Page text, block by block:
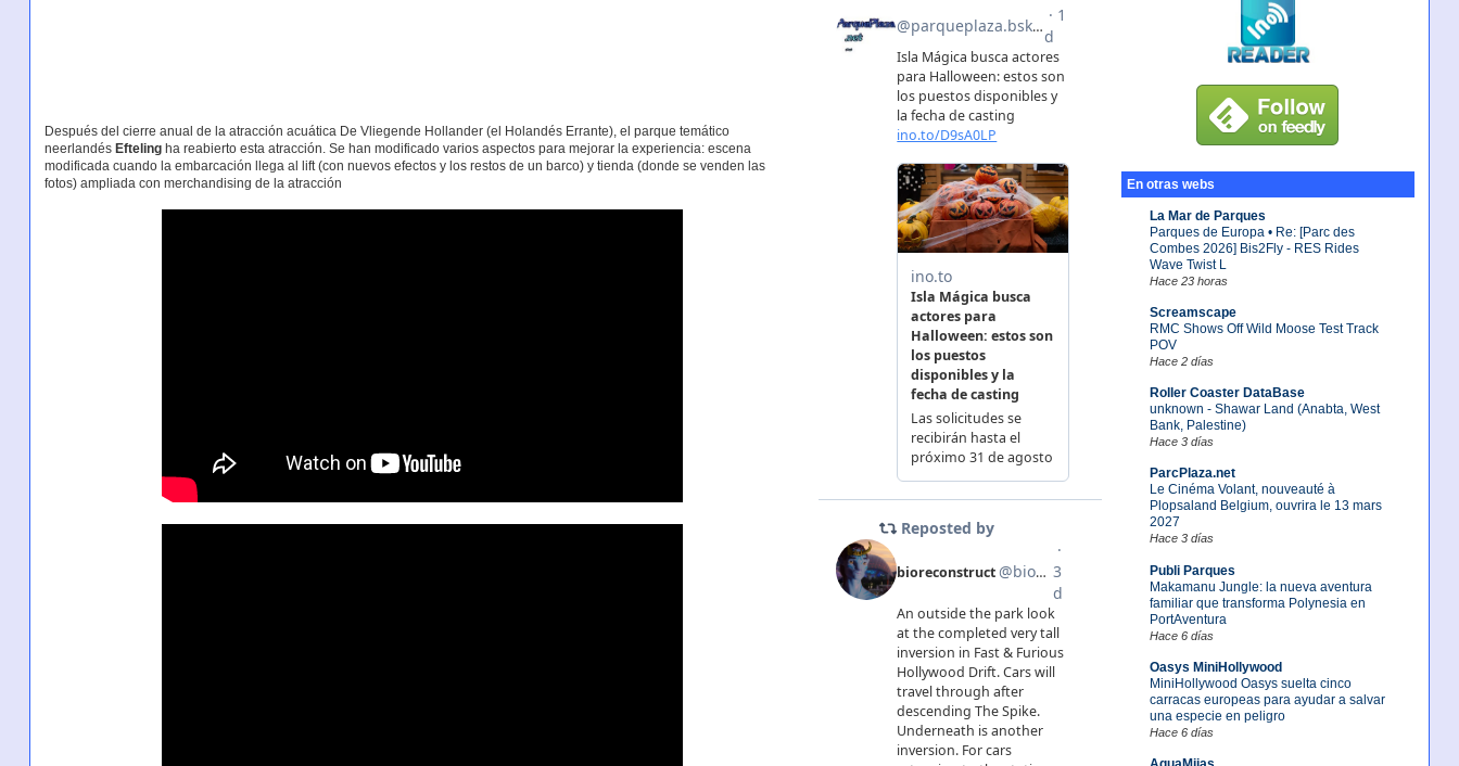
En otras webs
La Mar de Parques
Parques de Europa • Re: [Parc des
Combes 2026] Bis2Fly - RES Rides
Wave Twist L
Hace 23 horas
Screamscape
RMC Shows Off Wild Moose Test Track
POV
Hace 2 días
Roller Coaster DataBase
unknown - Shawar Land (Anabta, West
Bank, Palestine)
Hace 3 días
ParcPlaza.net
Le Cinéma Volant, nouveauté à
Plopsaland Belgium, ouvrira le 13 mars
2027
Hace 3 días
Publi Parques
Makamanu Jungle: la nueva aventura
familiar que transforma Polynesia en
PortAventura
Hace 6 días
Oasys MiniHollywood
MiniHollywood Oasys suelta cinco
carracas europeas para ayudar a salvar
una especie en peligro
Hace 6 días
Después del cierre anual de la atracción acuática De Vliegende Hollander (el Holandés Errante), el parque temático
neerlandés Eftelingha reabierto esta atracción. Se han modificado varios aspectos para mejorar la experiencia: escena
modificada cuando la embarcación llega al lift (con nuevos efectos y los restos de un barco) y tienda (donde se venden las
fotos) ampliada con merchandising de la atracción